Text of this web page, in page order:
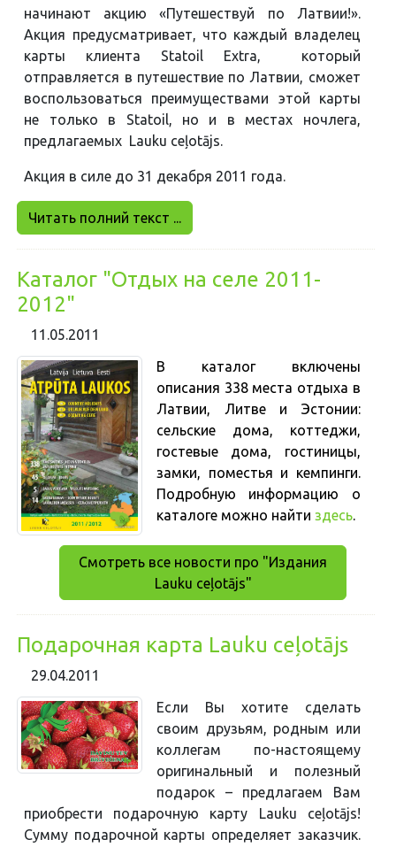
начинают акцию «Путешествуй по Латвии!».
Акция предусматривает, что каждый владелец
карты клиента Statoil Extra, который
отправляется в путешествие по Латвии, сможет
воспользоваться преимуществами этой карты
не только в Statoil, но и в местах ночлега,
предлагаемых Lauku ceļotājs.
Акция в силе до 31 декабря 2011 года.
Читать полний текст ...
Каталог "Отдых на селе 2011-
2012"
11.05.2011
В каталог включены
описания 338 места отдыха в
Латвии, Литве и Эстонии:
сельские дома, коттеджи,
гостевые дома, гостиницы,
замки, поместья и кемпинги.
Подробную информацию о
каталоге можно найти здесь.
Смотреть все новости про "Издания
Lauku ceļotājs"
Подарочная карта Lauku ceļotājs
29.04.2011
Если Вы хотите сделать
своим друзьям, родным или
коллегам по-настоящему
оригинальный и полезный
подарок – предлагаем Вам
приобрести подарочную карту Lauku ceļotājs!
Сумму подарочной карты определяет заказчик.